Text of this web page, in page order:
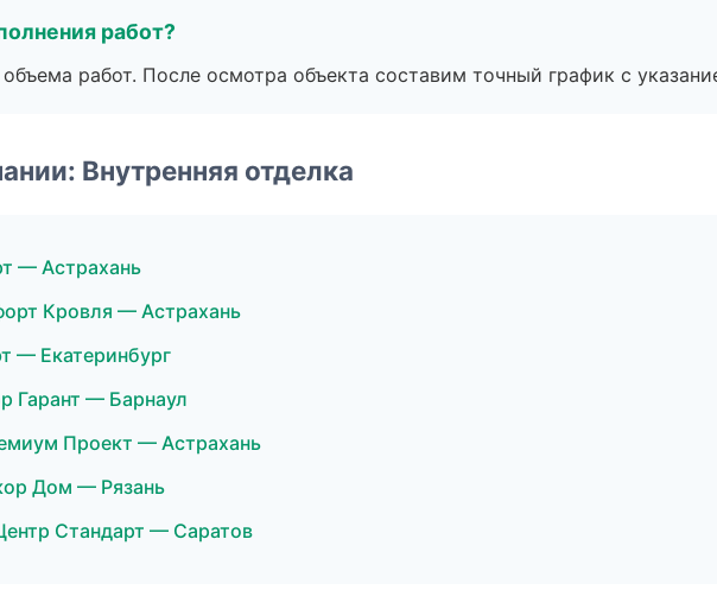
работ?
работ. После осмотра объекта составим точный график с
Внутренняя отделка
— Астрахань
Кровля — Астрахань
— Екатеринбург
Гарант — Барнаул
Проект — Астрахань
Дом — Рязань
Стандарт — Саратов